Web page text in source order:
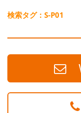
検索タグ：S-P01